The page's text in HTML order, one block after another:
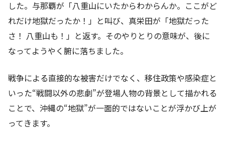
した。与那覇が「八重山にいたからわからんか。ここがど
れだけ地獄だったか！」と叫び、真栄田が「地獄だった
さ！ 八重山も！」と返す。そのやりとりの意味が、後に
なってようやく腑に落ちました。
戦争による直接的な被害だけでなく、移住政策や感染症と
いった“戦闘以外の悲劇”が登場人物の背景として描かれる
ことで、沖縄の“地獄”が一面的ではないことが浮かび上が
ってきます。